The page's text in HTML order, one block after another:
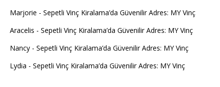
Marjorie - Sepetli Vinç Kiralama’da Güvenilir Adres: MY Vinç
Aracelis - Sepetli Vinç Kiralama’da Güvenilir Adres: MY Vinç
Nancy - Sepetli Vinç Kiralama’da Güvenilir Adres: MY Vinç
Lydia - Sepetli Vinç Kiralama’da Güvenilir Adres: MY Vinç